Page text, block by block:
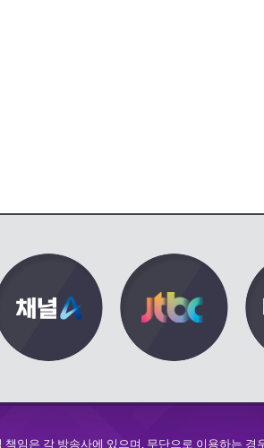
임은 각 방송사에 있으며, 무단으로 이용하는